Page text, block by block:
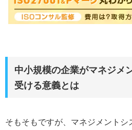
中小規模の企業がマネジメ
受ける意義とは
そもそもですが、マネジメントシ